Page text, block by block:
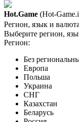
Hot.Game (Hot-
Регион, язык и
Выберите регион,
Регион:
Без
Европа
Польша
Украина
СНГ
Казахстан
Беларусь